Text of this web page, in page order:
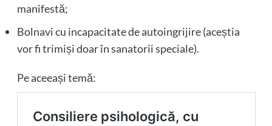
manifestă;
Bolnavi cu incapacitate de autoingrijire (aceștia
vor fi trimiși doar în sanatorii speciale).
Pe aceeași temă: